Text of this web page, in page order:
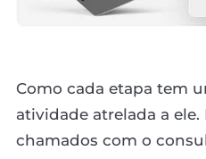
Como cada etapa tem
atividade atrelada a ele.
chamados com o